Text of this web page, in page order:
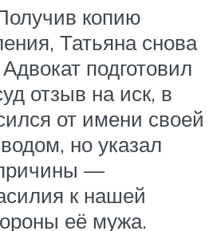
копию
Татьяна снова
подготовил
отзыв на иск, в
от имени своей
но указал
—
к нашей
её мужа.